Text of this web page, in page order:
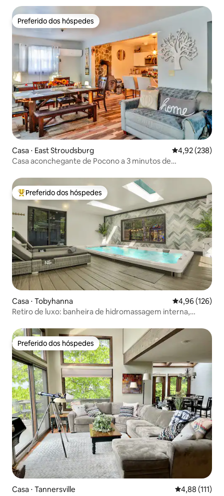
Preferido dos hóspedes
Preferido dos hóspedes
Casa ⋅ East Stroudsburg 4,92 de uma
4,92 (238)
Casa aconchegante de Pocono a 3 minutos de
Entre os melhores preferidos dos hóspedes
Preferido dos hóspedes
Casa ⋅ Tobyhanna 4,96 de uma
4,96 (126)
Retiro de luxo: banheira de hidromassagem interna,
Preferido dos hóspedes
Preferido dos hóspedes
Casa ⋅ Tannersville 4,88 de uma
4,88 (111)